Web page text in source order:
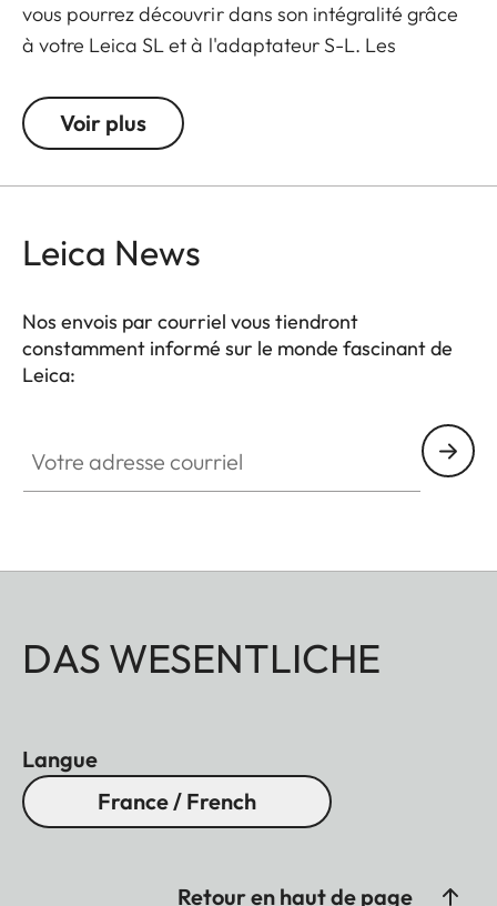
vous pourrez découvrir dans son intégralité grâce
à votre Leica SL et à l'adaptateur S-L. Les
héritiers de 100 ans d'expérience et d'expertise en
formules optiques et en procédés de fabrication
limites du techniquement possible. Les objectifs S
maximale dès leur pleine ouverture, et de manière
indépendante de la distance appareil-sujet. Et en
toutes situations, au studio ou en extérieur.
Voir plus
Leica News
Nos envois par courriel vous tiendront
constamment informé sur le monde fascinant de
Leica:
DAS WESENTLICHE
Langue
France / French
Retour en haut de page